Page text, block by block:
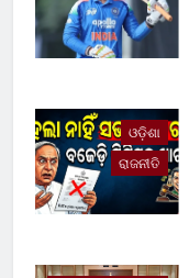
ଓଡ଼ିଶା
ରାଜନୀତି